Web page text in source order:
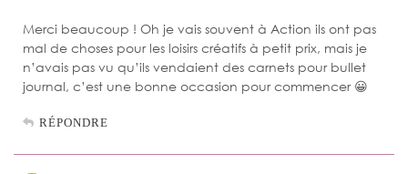
Merci beaucoup ! Oh je vais souvent à Action ils ont pas
mal de choses pour les loisirs créatifs à petit prix, mais je
n’avais pas vu qu’ils vendaient des carnets pour bullet
journal, c’est une bonne occasion pour commencer 😀
RÉPONDRE